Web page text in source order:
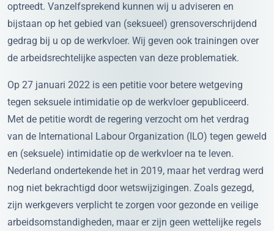
optreedt. Vanzelfsprekend kunnen wij u adviseren en
bijstaan op het gebied van (seksueel) grensoverschrijdend
gedrag bij u op de werkvloer. Wij geven ook trainingen over
de arbeidsrechtelijke aspecten van deze problematiek.
Op 27 januari 2022 is een petitie voor betere wetgeving
tegen seksuele intimidatie op de werkvloer gepubliceerd.
Met de petitie wordt de regering verzocht om het verdrag
van de International Labour Organization (ILO) tegen geweld
en (seksuele) intimidatie op de werkvloer na te leven.
Nederland ondertekende het in 2019, maar het verdrag werd
nog niet bekrachtigd door wetswijzigingen. Zoals gezegd,
zijn werkgevers verplicht te zorgen voor gezonde en veilige
arbeidsomstandigheden, maar er zijn geen wettelijke regels